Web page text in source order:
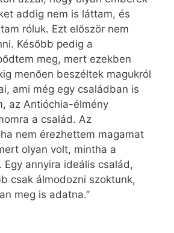
addig nem is láttam, és
róluk. Ezt először nem
Később pedig a
meg, mert ezekben
menően beszéltek magukról
ami még egy családban is
az Antióchia-élmény
a család. Az
nem érezhettem magamat
olyan volt, mintha a
Egy annyira ideális család,
csak álmodozni szoktunk,
meg is adatna.”